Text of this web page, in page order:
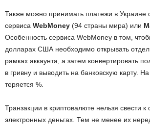
Также можно принимать платежи в
сервиса WebMoney (94 страны мира) или
Особенность сервиса WebMoney в том,
долларах США необходимо открывать
рамках аккаунта, а затем конвертировать
в гривну и выводить на банковскую карту.
теряется %.
Транзакции в криптовалюте нельзя свести
электронных деньгах. Тем не менее их